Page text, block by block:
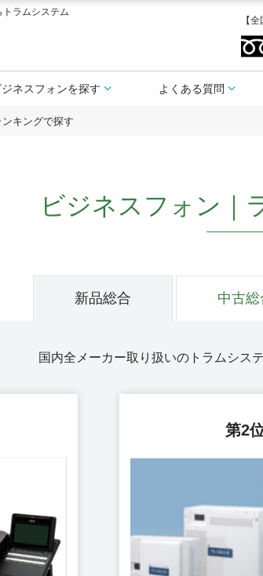
ラムシステム
【
ジネスフォンを探す よくある質問
キングで探す
ビジネスフォン｜
新品総合 中古総
国内全メーカー取り扱いのトラムシス
第2